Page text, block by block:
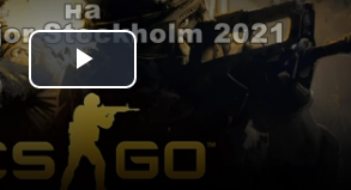
Play Video